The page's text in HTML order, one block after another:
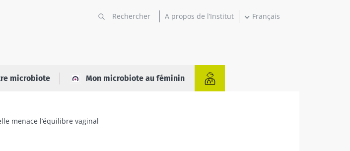
A propos de l’Institut Français
microbiote Mon microbiote au féminin
menace l’équilibre vaginal